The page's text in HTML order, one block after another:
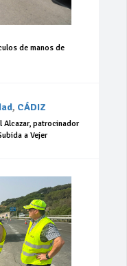
de manos de
, CÁDIZ
Alcazar, patrocinador
a Vejer